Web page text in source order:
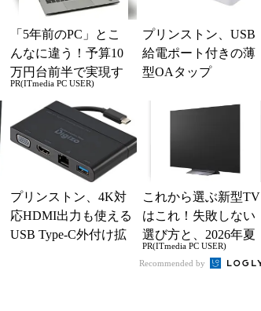
「5年前のPC」とこ
んなに違う！予算10
万円台前半で実現す
る快適PCライフ
PR(ITmedia PC USER)
プリンストン、USB
給電ポート付きの薄
型OAタップ
プリンストン、4K対
応HDMI出力も使える
USB Type-C外付け拡
これから選ぶ新型TV
はこれ！失敗しない
選び方と、2026年夏
の一押しモデル
PR(ITmedia PC USER)
Recommended by